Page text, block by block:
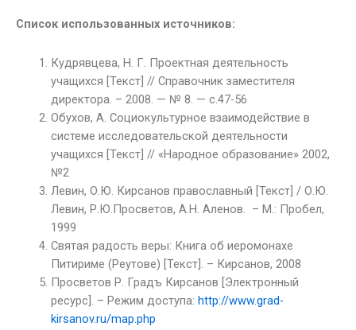
Список использованных источников:
Кудрявцева, Н. Г. Проектная деятельность
учащихся [Текст] // Справочник заместителя
директора. – 2008. — № 8. — с.47-56
Обухов, А. Социокультурное взаимодействие в
системе исследовательской деятельности
учащихся [Текст] // «Народное образование» 2002,
№2
Левин, О.Ю. Кирсанов православный [Текст] / О.Ю.
Левин, Р.Ю.Просветов, А.Н. Аленов. – М.: Пробел,
1999
Святая радость веры: Книга об иеромонахе
Питириме (Реутове) [Текст]. – Кирсанов, 2008
Просветов Р. Градъ Кирсанов [Электронный
ресурс]. – Режим доступа: http://www.grad-
kirsanov.ru/map.php